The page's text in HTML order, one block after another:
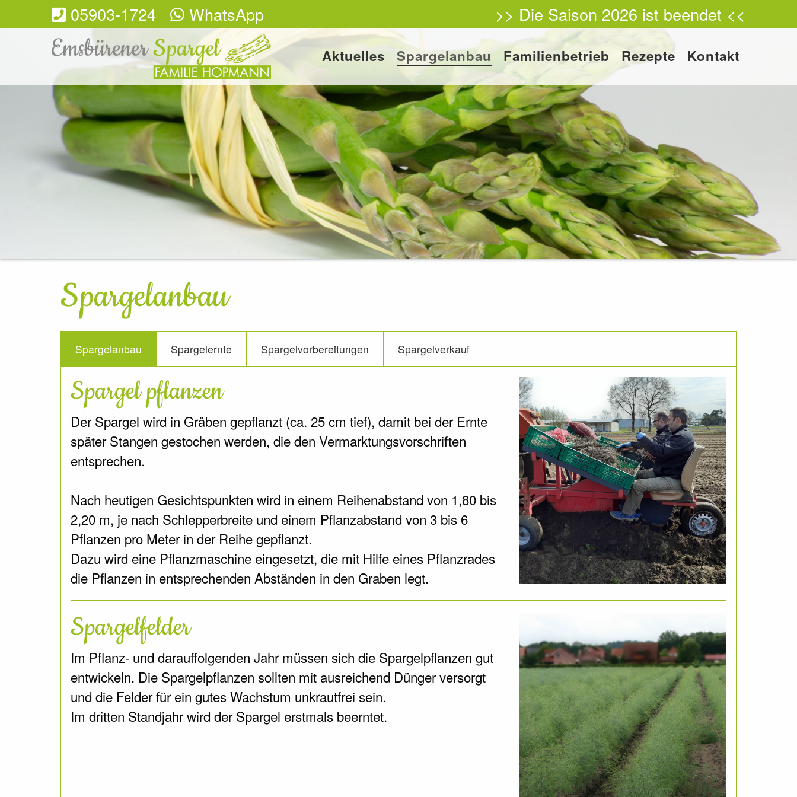
05903-1724 WhatsApp >> Die Saison 2026 ist beendet <<
Aktuelles Spargelanbau Familienbetrieb Rezepte Kontakt
Spargelanbau
Spargelanbau Spargelernte Spargelvorbereitungen Spargelverkauf
Spargel pflanzen
Der Spargel wird in Gräben gepflanzt (ca. 25 cm tief), damit bei der Ernte
später Stangen gestochen werden, die den Vermarktungsvorschriften
entsprechen.
Nach heutigen Gesichtspunkten wird in einem Reihenabstand von 1,80 bis
2,20 m, je nach Schlepperbreite und einem Pflanzabstand von 3 bis 6
Pflanzen pro Meter in der Reihe gepflanzt.
Dazu wird eine Pflanzmaschine eingesetzt, die mit Hilfe eines Pflanzrades
die Pflanzen in entsprechenden Abständen in den Graben legt.
Spargelfelder
Im Pflanz- und darauffolgenden Jahr müssen sich die Spargelpflanzen gut
entwickeln. Die Spargelpflanzen sollten mit ausreichend Dünger versorgt
und die Felder für ein gutes Wachstum unkrautfrei sein.
Im dritten Standjahr wird der Spargel erstmals beerntet.